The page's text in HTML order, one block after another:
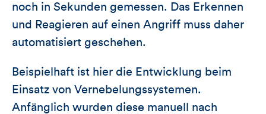
noch in Sekunden gemessen. Das Erkennen
und Reagieren auf einen Angriff muss daher
automatisiert geschehen.
Beispielhaft ist hier die Entwicklung beim
Einsatz von Vernebelungssystemen.
Anfänglich wurden diese manuell nach